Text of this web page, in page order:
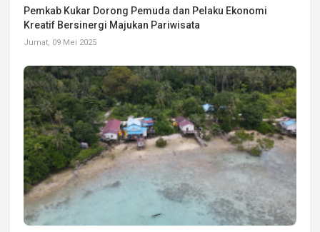
Pemkab Kukar Dorong Pemuda dan Pelaku Ekonomi
Kreatif Bersinergi Majukan Pariwisata
Jumat, 09 Mei 2025